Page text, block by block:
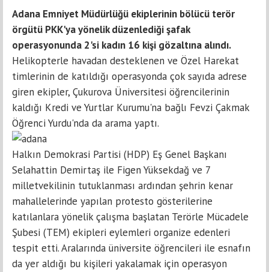
Adana Emniyet Müdürlüğü ekiplerinin bölücü terör
örgütü PKK'ya yönelik düzenlediği şafak
operasyonunda 2'si kadın 16 kişi gözaltına alındı.
Helikopterle havadan desteklenen ve Özel Harekat
timlerinin de katıldığı operasyonda çok sayıda adrese
giren ekipler, Çukurova Üniversitesi öğrencilerinin
kaldığı Kredi ve Yurtlar Kurumu'na bağlı Fevzi Çakmak
Öğrenci Yurdu'nda da arama yaptı.
Halkın Demokrasi Partisi (HDP) Eş Genel Başkanı
Selahattin Demirtaş ile Figen Yüksekdağ ve 7
milletvekilinin tutuklanması ardından şehrin kenar
mahallelerinde yapılan protesto gösterilerine
katılanlara yönelik çalışma başlatan Terörle Mücadele
Şubesi (TEM) ekipleri eylemleri organize edenleri
tespit etti. Aralarında üniversite öğrencileri ile esnafın
da yer aldığı bu kişileri yakalamak için operasyon